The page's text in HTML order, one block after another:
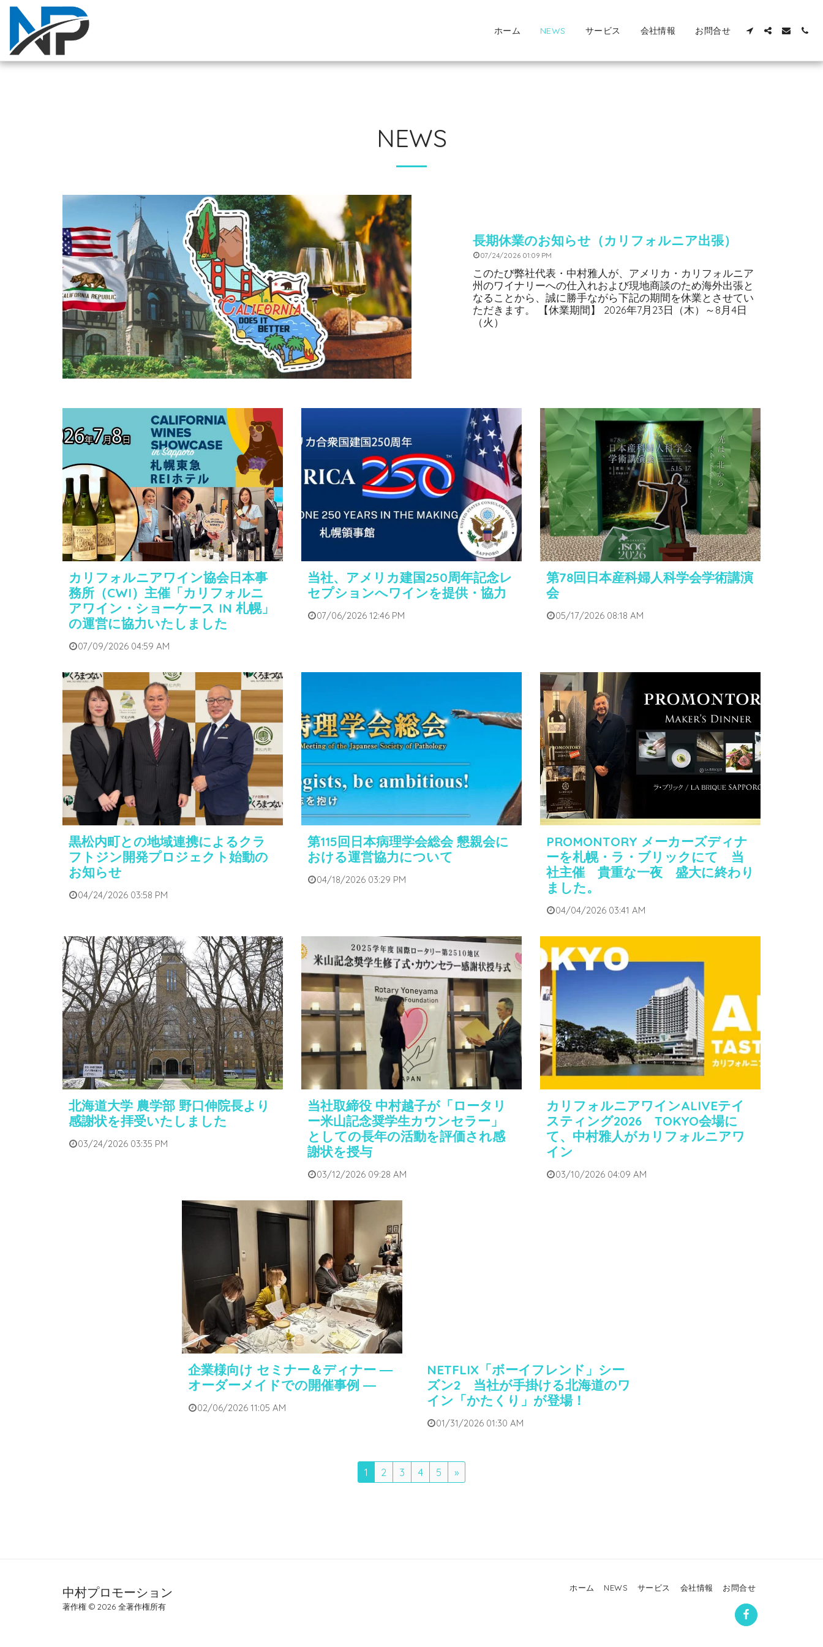
ホーム NEWS サービス 会社情報 お問合せ
NEWS
長期休業のお知らせ（カリフォルニア出張）
07/24/2026 01:09 PM
このたび弊社代表・中村雅人が、アメリカ・カリフォルニア
州のワイナリーへの仕入れおよび現地商談のため海外出張と
なることから、誠に勝手ながら下記の期間を休業とさせてい
ただきます。 【休業期間】 2026年7月23日（木）～8月4日
（火）
カリフォルニアワイン協会日本事
務所（CWI）主催「カリフォルニ
アワイン・ショーケース IN 札幌」
の運営に協力いたしました
07/09/2026 04:59 AM
当社、アメリカ建国250周年記念レ
セプションへワインを提供・協力
07/06/2026 12:46 PM
第78回日本産科婦人科学会学術講演
会
05/17/2026 08:18 AM
黒松内町との地域連携によるクラ
フトジン開発プロジェクト始動の
お知らせ
04/24/2026 03:58 PM
第115回日本病理学会総会 懇親会に
おける運営協力について
04/18/2026 03:29 PM
PROMONTORY メーカーズディナ
ーを札幌・ラ・ブリックにて 当
社主催 貴重な一夜 盛大に終わり
ました。
04/04/2026 03:41 AM
北海道大学 農学部 野口伸院長より
感謝状を拝受いたしました
03/24/2026 03:35 PM
当社取締役 中村越子が「ロータリ
ー米山記念奨学生カウンセラー」
としての長年の活動を評価され感
謝状を授与
03/12/2026 09:28 AM
カリフォルニアワインALIVEテイ
スティング2026 TOKYO会場に
て、中村雅人がカリフォルニアワ
イン
03/10/2026 04:09 AM
企業様向け セミナー＆ディナー ―
オーダーメイドでの開催事例 ―
02/06/2026 11:05 AM
NETFLIX「ボーイフレンド」シー
ズン2 当社が手掛ける北海道のワ
イン「かたくり」が登場！
01/31/2026 01:30 AM
1 2 3 4 5 »
中村プロモーション
著作権 © 2026 全著作権所有
ホーム NEWS サービス 会社情報 お問合せ